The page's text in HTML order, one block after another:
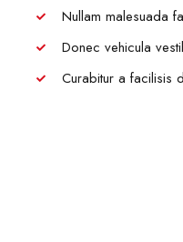
Nullam malesuada
Donec vehicula
Curabitur a facilisis